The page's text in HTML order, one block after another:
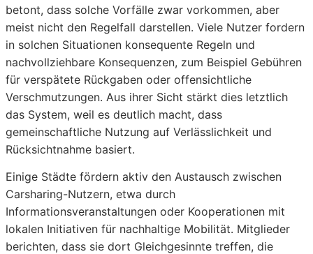
betont, dass solche Vorfälle zwar vorkommen, aber
meist nicht den Regelfall darstellen. Viele Nutzer fordern
in solchen Situationen konsequente Regeln und
nachvollziehbare Konsequenzen, zum Beispiel Gebühren
für verspätete Rückgaben oder offensichtliche
Verschmutzungen. Aus ihrer Sicht stärkt dies letztlich
das System, weil es deutlich macht, dass
gemeinschaftliche Nutzung auf Verlässlichkeit und
Rücksichtnahme basiert.
Einige Städte fördern aktiv den Austausch zwischen
Carsharing-Nutzern, etwa durch
Informationsveranstaltungen oder Kooperationen mit
lokalen Initiativen für nachhaltige Mobilität. Mitglieder
berichten, dass sie dort Gleichgesinnte treffen, die